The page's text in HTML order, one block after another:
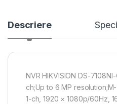
Descriere
NVR HIKVISION DS-
ch;Up to 6 MP
1-ch, 1920 × 1080p/60Hz,